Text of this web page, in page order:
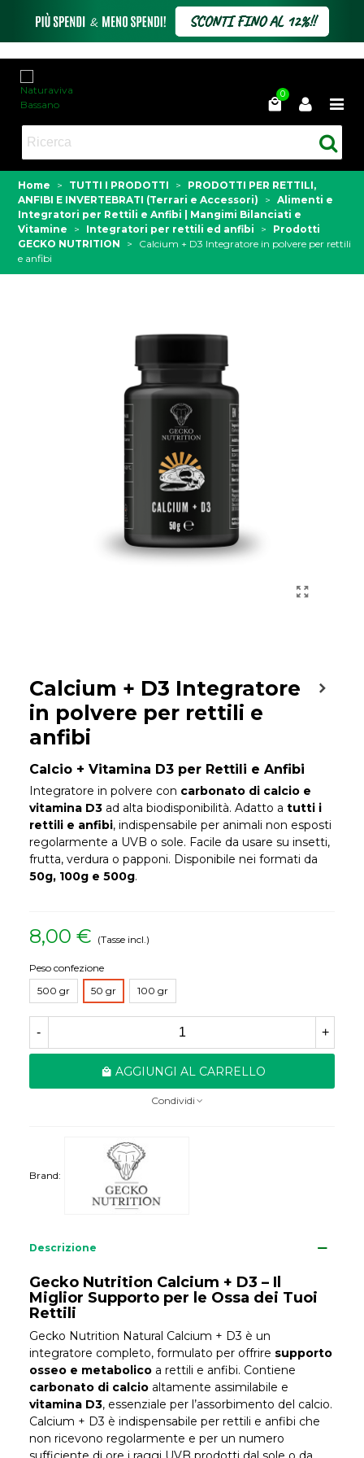
0
Home > TUTTI I PRODOTTI >
PRODOTTI PER RETTILI,
ANFIBI E INVERTEBRATI (Terrari e Accessori)
>
Alimenti e
Integratori per Rettili e Anfibi | Mangimi Bilanciati e
Vitamine
> Integratori per rettili ed anfibi >
Prodotti
GECKO NUTRITION
>
Calcium + D3 Integratore in polvere per rettili
e anfibi
Calcium + D3 Integratore
in polvere per rettili e
anfibi
Calcio + Vitamina D3 per Rettili e Anfibi
Integratore in polvere con carbonato di calcio e
vitamina D3ad alta biodisponibilità. Adatto a tutti i
rettili e anfibi, indispensabile per animali non esposti
regolarmente a UVB o sole. Facile da usare su insetti,
frutta, verdura o papponi. Disponibile nei formati da
50g, 100g e 500g.
8,00 € (Tasse incl.)
Peso confezione
500 gr
50 gr 100 gr
- +
AGGIUNGI AL CARRELLO
Condividi
Brand:
Descrizione
Gecko Nutrition Calcium + D3 – Il
Miglior Supporto per le Ossa dei Tuoi
Rettili
Gecko Nutrition Natural Calcium + D3 è un
integratore completo, formulato per offrire supporto
osseo e metabolicoa rettili e anfibi. Contiene
carbonato di calcioaltamente assimilabile e
vitamina D3, essenziale per l’assorbimento del calcio.
Calcium + D3 è indispensabile per rettili e anfibi che
non ricevono regolarmente e per un numero